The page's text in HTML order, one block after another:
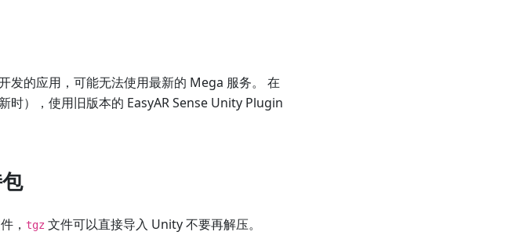
的应用，可能无法使用最新的 Mega 服务。 在
时），使用旧版本的 EasyAR Sense Unity Plugin
， tgz 文件可以直接导入 Unity 不要再解压。